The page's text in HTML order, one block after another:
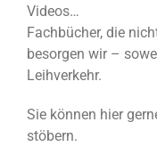
Videos…
Fachbücher, die
besorgen wir –
Leihverkehr.
Sie können hier
stöbern.